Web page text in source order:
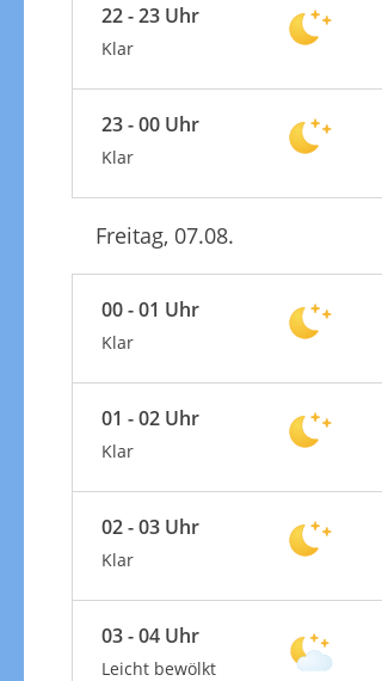
22 - 23 Uhr
Klar
23 - 00 Uhr
Klar
Freitag, 07.08.
00 - 01 Uhr
Klar
01 - 02 Uhr
Klar
02 - 03 Uhr
Klar
03 - 04 Uhr
Leicht bewölkt